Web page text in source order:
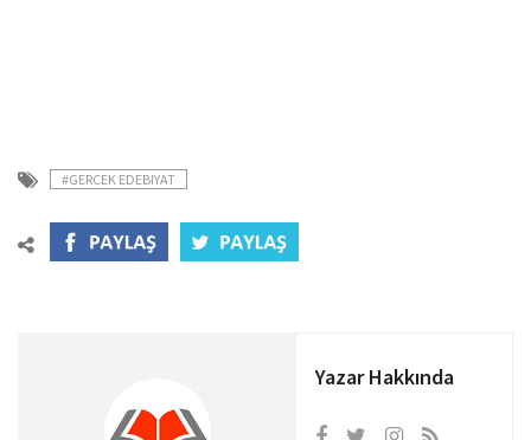
#GERCEK EDEBIYAT
Yazar Hakkında